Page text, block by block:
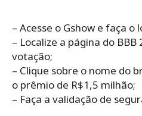
– Acesse o Gshow e faça o
– Localize a página do BBB
votação;
– Clique sobre o nome do
o prêmio de R$1,5 milhão;
– Faça a validação de